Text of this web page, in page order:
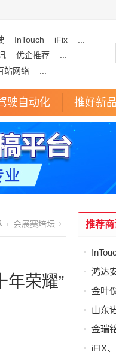
InTouch iFix
优企推荐
站网络
驶自动化 推好新
会展赛培坛
年荣耀”
推荐商
鸿达
金叶
山东
金瑞
iFIX